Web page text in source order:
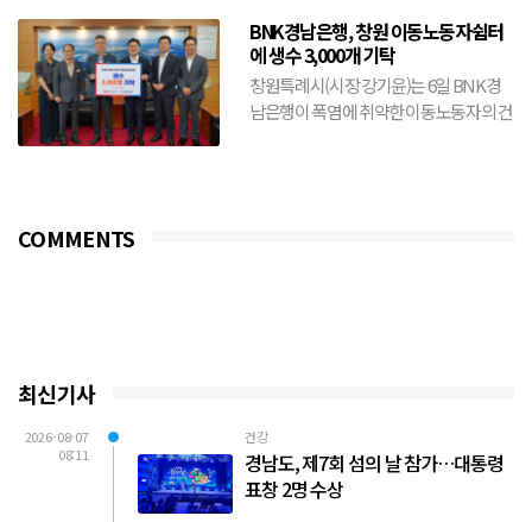
BNK경남은행, 창원 이동노동자쉼터
에 생수 3,000개 기탁
창원특례시(시장 강기윤)는 6일 BNK경
남은행이 폭염에 취약한 이동노동자의 건
COMMENTS
최신기사
2026-08-07
08:11
건강
경남도, 제7회 섬의 날 참가…대통령
표창 2명 수상